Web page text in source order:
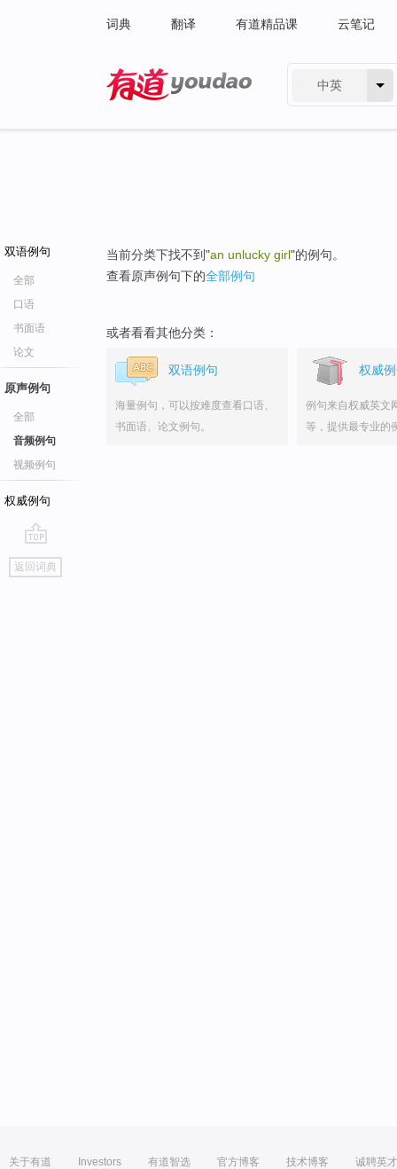
词典 翻译 有道精品课 云笔记
中英
双语例句
全部
口语
书面语
论文
原声例句
全部
音频例句
视频例句
权威例句
go
top
返回词典
当前分类下找不到"an unlucky girl"的例句。
查看原声例句下的全部例句
或者看看其他分类：
双语例句
海量例句，可以按难度查看口语、
书面语、论文例句。
权威
例句来自权威英文
等，提供最专业的
关于有道 Investors 有道智选 官方博客 技术博客 诚聘英才